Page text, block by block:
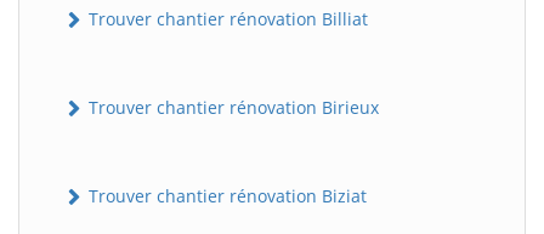
Trouver chantier rénovation Billiat
Trouver chantier rénovation Birieux
Trouver chantier rénovation Biziat